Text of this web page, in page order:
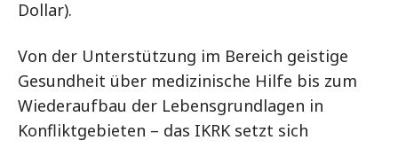
Dollar).
Von der Unterstützung im Bereich geistige
Gesundheit über medizinische Hilfe bis zum
Wiederaufbau der Lebensgrundlagen in
Konfliktgebieten – das IKRK setzt sich